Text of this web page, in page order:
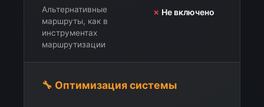
Альтернативные
маршруты, как в
инструментах
маршрутизации
✗ Не включено
🔧 Оптимизация системы